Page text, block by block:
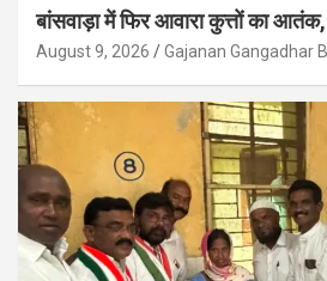
बांसवाड़ा में फिर आवारा कुत्तों का
August 9, 2026 Gajanan Gangadhar